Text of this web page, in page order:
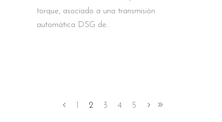
torque, asociado a una transmisión
automática DSG de
2 3 4 5